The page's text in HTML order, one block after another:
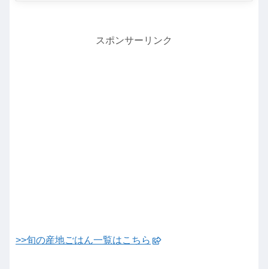
スポンサーリンク
>>旬の産地ごはん一覧はこちら